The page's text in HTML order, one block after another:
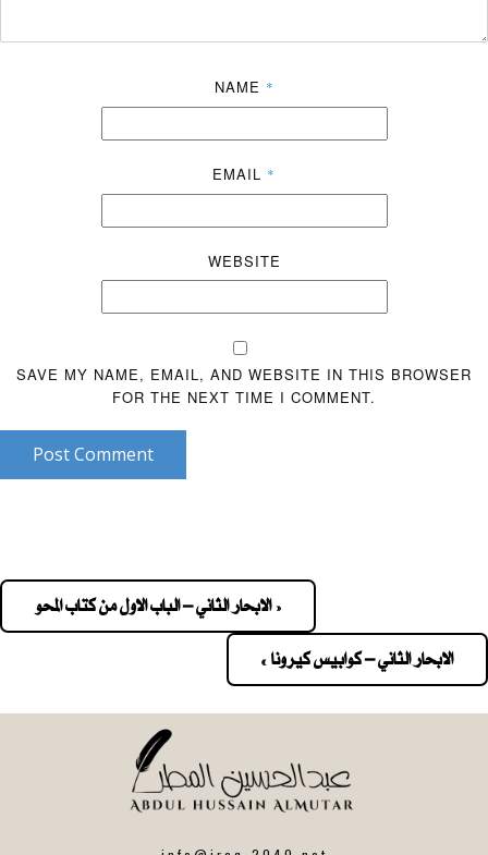
NAME *
EMAIL *
WEBSITE
SAVE MY NAME, EMAIL, AND WEBSITE IN THIS BROWSER
FOR THE NEXT TIME I COMMENT.
Post Comment
navigation
« الابحار الثاني – الباب الاول من كتاب المحو
الابحار الثاني – كوابيس كيرونا »